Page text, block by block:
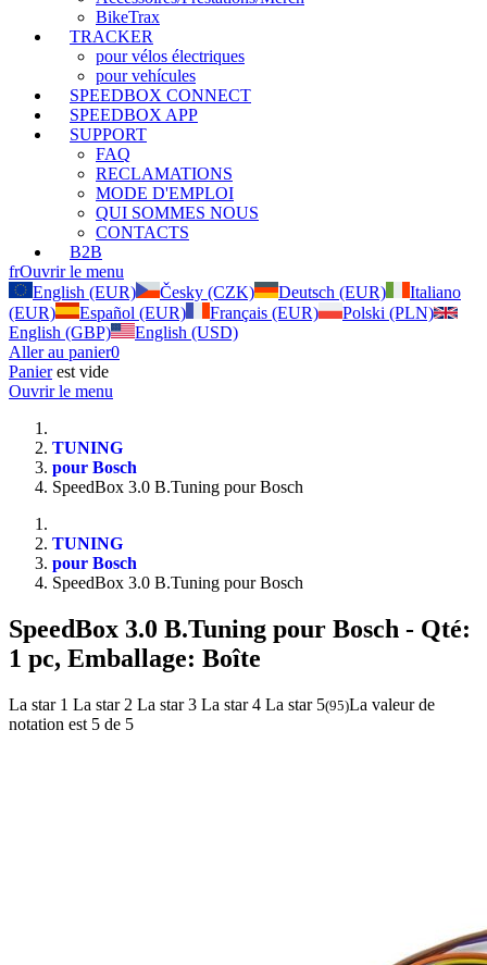
BikeTrax
TRACKER
pour vélos électriques
pour vehícules
SPEEDBOX CONNECT
SPEEDBOX APP
SUPPORT
FAQ
RECLAMATIONS
MODE D'EMPLOI
QUI SOMMES NOUS
CONTACTS
B2B
frOuvrir le menu
English (EUR)
Česky (CZK) Deutsch (EUR)
Italiano
(EUR)
Español (EUR) Français (EUR)
Polski (PLN)
English (GBP)
English (USD)
Aller au panier0
Panierest vide
Ouvrir le menu
TUNING
pour Bosch
SpeedBox 3.0 B.Tuning pour Bosch
TUNING
pour Bosch
SpeedBox 3.0 B.Tuning pour Bosch
SpeedBox 3.0 B.Tuning pour Bosch - Qté:
1 pc, Emballage: Boîte
La star 1 La star 2 La star 3 La star 4 La star 5(95)La valeur de
notation est 5 de 5